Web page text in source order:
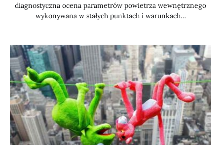
diagnostyczna ocena parametrów powietrza wewnętrznego
wykonywana w stałych punktach i warunkach…